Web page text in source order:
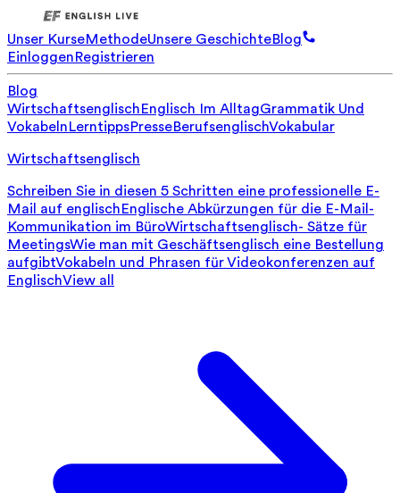
Unser KurseMethodeUnsere GeschichteBlog
EinloggenRegistrieren
Blog
WirtschaftsenglischEnglisch Im AlltagGrammatik Und
VokabelnLerntippsPresseBerufsenglischVokabular
Wirtschaftsenglisch
Schreiben Sie in diesen 5 Schritten eine professionelle E-
Mail auf englischEnglische Abkürzungen für die E-Mail-
Kommunikation im BüroWirtschaftsenglisch- Sätze für
MeetingsWie man mit Geschäftsenglisch eine Bestellung
aufgibtVokabeln und Phrasen für Videokonferenzen auf
EnglischView all